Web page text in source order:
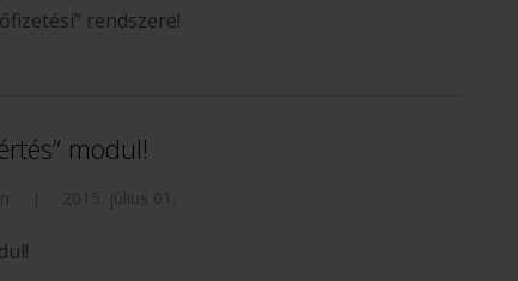
rendszere!
modul!
| 2015. július 01.